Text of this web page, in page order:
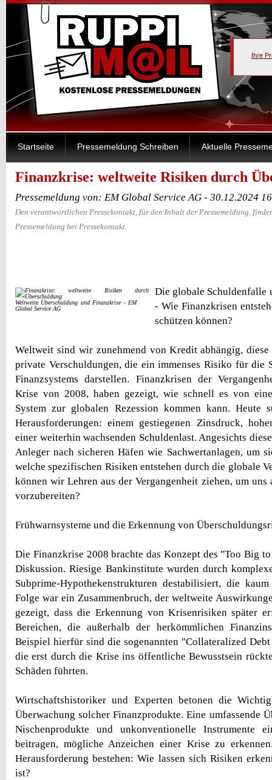
Ihre
Startseite Pressemeldung Schreiben Aktuelle
Finanzkrise: weltweite Risiken durch
Pressemeldung von: EM Global Service AG - 30.12.2024
Den verantwortlichen Pressekontakt, für den Inhalt der Pressemeldung,
Pressemeldung bei Pressekontakt.
Weltweite Überschuldung und Finanzkrise - EM
Global Service AG
Die globale Schuldenfalle
- Wie Finanzkrisen
schützen können?
Weltweit sind wir zunehmend von Kredit abhängig,
private Verschuldungen, die ein immenses Risiko für die
Finanzsystems darstellen. Finanzkrisen der
Krise von 2008, haben gezeigt, wie schnell es von
System zur globalen Rezession kommen kann. Heute
Herausforderungen: einem gestiegenen Zinsdruck,
einer weiterhin wachsenden Schuldenlast. Angesichts
Anleger nach sicheren Häfen wie Sachwertanlagen, um
welche spezifischen Risiken entstehen durch die globale
können wir Lehren aus der Vergangenheit ziehen, um uns
vorzubereiten?
Frühwarnsysteme und die Erkennung von
Die Finanzkrise 2008 brachte das Konzept des "Too Big
Diskussion. Riesige Bankinstitute wurden durch
Subprime-Hypothekenstrukturen destabilisiert, die
Folge war ein Zusammenbruch, der weltweite
gezeigt, dass die Erkennung von Krisenrisiken später
Bereichen, die außerhalb der herkömmlichen
Beispiel hierfür sind die sogenannten "Collateralized
die erst durch die Krise ins öffentliche Bewusstsein
Schäden führten.
Wirtschaftshistoriker und Experten betonen die
Überwachung solcher Finanzprodukte. Eine umfassende
Nischenprodukte und unkonventionelle Instrumente
beitragen, mögliche Anzeichen einer Krise zu
Herausforderung bestehen: Wie lassen sich Risiken
ist?